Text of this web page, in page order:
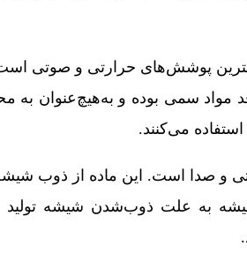
بهترین پوشش‌های حرارتی و صوتی
مواد سمی بوده و به‌هیچ‌عنوان به
می‌کنند.
و صدا است. این ماده از ذوب
به علت ذوب‌شدن شیشه